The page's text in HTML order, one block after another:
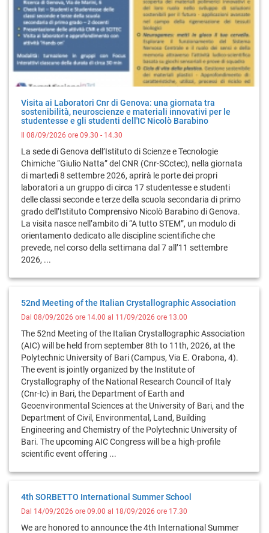
Visita ai Laboratori Cnr di Genova: una giornata tra
sostenibilità, neuroscienze e materiali innovativi per le
studentesse e gli studenti dell'IC Nicolò Barabino
Il 08/09/2026 ore 09.30 - 14.30
La sede di Genova dell’Istituto di Scienze e Tecnologie
Chimiche “Giulio Natta” del CNR (Cnr-SCctec), nella giornata
di martedì 8 settembre 2026, aprirà le porte dei propri
laboratori a un gruppo di circa 17 studentesse e studenti
delle classi seconde e terze della scuola secondaria di primo
grado dell’Istituto Comprensivo Nicolò Barabino di Genova.
La visita nasce nell’ambito di “A tutto STEM”, un modulo di
orientamento dedicato alle discipline scientifiche che
prevede, nel corso della settimana dal 7 all’11 settembre
2026, ...
52nd Meeting of the Italian Crystallographic Association
Dal 08/09/2026 ore 14.00 al 11/09/2026 ore 13.00
The 52nd Meeting of the Italian Crystallographic Association
(AIC) will be held from september 8th to 11th, 2026, at the
Polytechnic University of Bari (Campus, Via E. Orabona, 4).
The event is jointly organized by the Institute of
Crystallography of the National Research Council of Italy
(Cnr-Ic) in Bari, the Department of Earth and
Geoenvironmental Sciences at the University of Bari, and the
Department of Civil, Environmental, Land, Building
Engineering and Chemistry of the Polytechnic University of
Bari. The upcoming AIC Congress will be a high-profile
scientific event offering ...
4th SORBETTO International Summer School
Dal 14/09/2026 ore 09.00 al 18/09/2026 ore 17.30
We are honored to announce the 4th International Summer